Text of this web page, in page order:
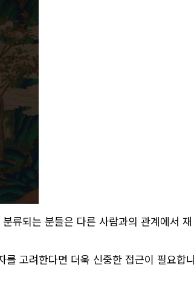
류되는 분들은 다른 사람과의 관계에서 재
고려한다면 더욱 신중한 접근이 필요합